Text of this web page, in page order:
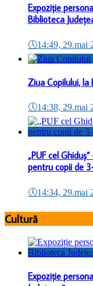
Expoziție
Biblioteca
🕔14:49, 29.mai
Ziua Copilului, la
🕔14:38, 29.mai
„PUF cel
pentru copii de
🕔14:34, 29.mai
Cultură
Expoziție